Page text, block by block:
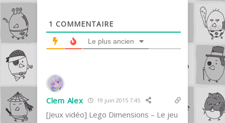
1 COMMENTAIRE
Le plus ancien
Clem Alex 19 juin 2015 7:45
[Jeux vidéo] Lego Dimensions – Le jeu